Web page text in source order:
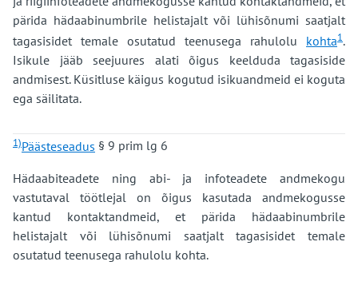
pärida hädaabinumbrile helistajalt või lühisõnumi saatjalt
tagasisidet temale osutatud teenusega rahulolu kohta1.
Isikule jääb seejuures alati õigus keelduda tagasiside
andmisest. Küsitluse käigus kogutud isikuandmeid ei koguta
ega säilitata.
1)Päästeseadus § 9 prim lg 6
Hädaabiteadete ning abi- ja infoteadete andmekogu
vastutaval töötlejal on õigus kasutada andmekogusse
kantud kontaktandmeid, et pärida hädaabinumbrile
helistajalt või lühisõnumi saatjalt tagasisidet temale
osutatud teenusega rahulolu kohta.